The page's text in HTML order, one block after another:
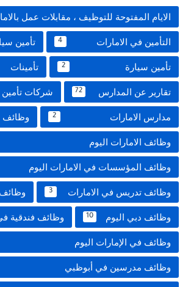
الايام المفتوحة للتوظيف ، مقابلات عمل
التأمين في الامارات 4 تأمين
تأمين سيارة 2 تأمينات
تقارير عن المدارس 72 شركات تأمين
مدارس الامارات 2 وظائف
وظائف الامارات اليوم
وظائف المؤسسات في الامارات اليوم
وظائف تدريس في الامارات 3 وظائف
وظائف دبي اليوم 10 وظائف فندقية
وظائف في الإمارات اليوم
وظائف مدرسين في أبوظبي